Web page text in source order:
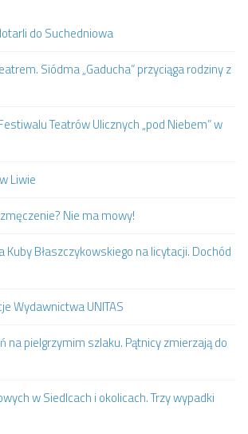
do Suchedniowa
Siódma „Gaducha” przyciąga rodziny z
Teatrów Ulicznych „pod Niebem” w
Liwie
Nie ma mowy!
Błaszczykowskiego na licytacji. Dochód
Wydawnictwa UNITAS
na pielgrzymim szlaku. Pątnicy zmierzają do
w Siedlcach i okolicach. Trzy wypadki